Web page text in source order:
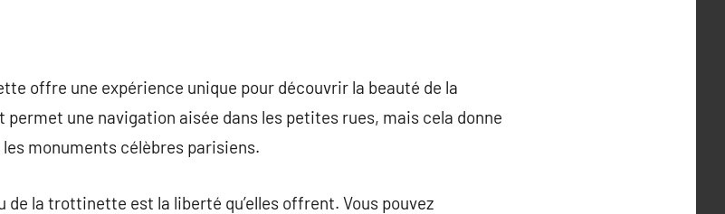
offre une expérience unique pour découvrir la beauté de la
une navigation aisée dans les petites rues, mais cela donne
monuments célèbres parisiens.
de la trottinette est la liberté qu’elles offrent. Vous pouvez